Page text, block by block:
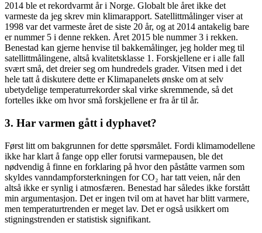
2014 ble et rekordvarmt år i Norge. Globalt ble året ikke det
varmeste da jeg skrev min klimarapport. Satellittmålinger viser at
1998 var det varmeste året de siste 20 år, og at 2014 antakelig bare
er nummer 5 i denne rekken. Året 2015 ble nummer 3 i rekken.
Benestad kan gjerne henvise til bakkemålinger, jeg holder meg til
satellittmålingene, altså kvalitetsklasse 1. Forskjellene er i alle fall
svært små, det dreier seg om hundredels grader. Vitsen med i det
hele tatt å diskutere dette er Klimapanelets ønske om at selv
ubetydelige temperaturrekorder skal virke skremmende, så det
fortelles ikke om hvor små forskjellene er fra år til år.
3. Har varmen gått i dyphavet?
Først litt om bakgrunnen for dette spørsmålet. Fordi klimamodellene
ikke har klart å fange opp eller forutsi varmepausen, ble det
nødvendig å finne en forklaring på hvor den påståtte varmen som
skyldes vanndampforsterkningen for CO₂ har tatt veien, når den
altså ikke er synlig i atmosfæren. Benestad har således ikke forstått
min argumentasjon. Det er ingen tvil om at havet har blitt varmere,
men temperaturtrenden er meget lav. Det er også usikkert om
stigningstrenden er statistisk signifikant.